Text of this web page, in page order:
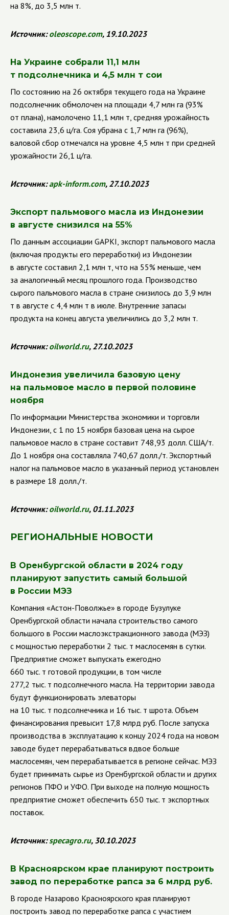
на 8%, до 3,5 млн т.
Источник:oleoscope.com, 19.10.2023
На Украине собрали 11,1 млн
т подсолнечника и 4,5 млн т сои
По состоянию на 26 октября текущего года на Украине
подсолнечник обмолочен на площади 4,7 млн га (93%
от плана), намолочено 11,1 млн т, средняя урожайность
составила 23,6 ц/га. Соя убрана с 1,7 млн га (96%),
валовой сбор отмечался на уровне 4,5 млн т при средней
урожайности 26,1 ц/га.
Источник:apk-inform.com, 27.10.2023
Экспорт пальмового масла из Индонезии
в августе снизился на 55%
По данным ассоциации GAPKI, экспорт пальмового масла
(включая продукты его переработки) из Индонезии
в августе составил 2,1 млн т, что на 55% меньше, чем
за аналогичный месяц прошлого года. Производство
сырого пальмового масла в стране снизилось до 3,9 млн
т в августе с 4,4 млн т в июле. Внутренние запасы
продукта на конец августа увеличились до 3,2 млн т.
Источник:oilworld.ru, 27.10.2023
Индонезия увеличила базовую цену
на пальмовое масло в первой половине
ноября
По информации Министерства экономики и торговли
Индонезии, с 1 по 15 ноября базовая цена на сырое
пальмовое масло в стране составит 748,93 долл. США/т.
До 1 ноября она составляла 740,67 долл./т. Экспортный
налог на пальмовое масло в указанный период установлен
в размере 18 долл./т.
Источник:oilworld.ru, 01.11.2023
РЕГИОНАЛЬНЫЕ НОВОСТИ
В Оренбургской области в 2024 году
планируют запустить самый большой
в России МЭЗ
Компания «Астон-Поволжье» в городе Бузулуке
Оренбургской области начала строительство самого
большого в России маслоэкстракционного завода (МЭЗ)
с мощностью переработки 2 тыс. т маслосемян в сутки.
Предприятие сможет выпускать ежегодно
660 тыс. т готовой продукции, в том числе
277,2 тыс. т подсолнечного масла. На территории завода
будут функционировать элеваторы
на 10 тыс. т подсолнечника и 16 тыс. т шрота. Объем
финансирования превысит 17,8 млрд руб. После запуска
производства в эксплуатацию к концу 2024 года на новом
заводе будет перерабатываться вдвое больше
маслосемян, чем перерабатывается в регионе сейчас. МЭЗ
будет принимать сырье из Оренбургской области и других
регионов ПФО и УФО. При выходе на полную мощность
предприятие сможет обеспечить 650 тыс. т экспортных
поставок.
Источник:specagro.ru, 30.10.2023
В Красноярском крае планируют построить
завод по переработке рапса за 6 млрд руб.
В городе Назарово Красноярского края планируют
построить завод по переработке рапса с участием